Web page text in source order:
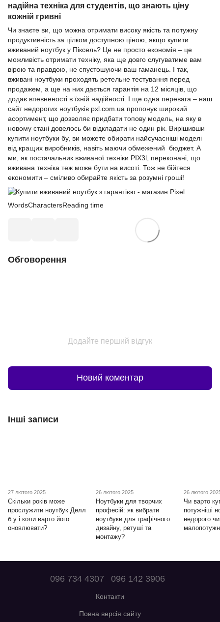
надійна техніка для студентів, що знають ціну
кожній гривні
Чи знаєте ви, що можна отримати високу якість та потужну
продуктивність за цілком доступною ціною, якщо купити
вживаний ноутбук у Піксель? Це не просто економія – це
можливість отримати техніку, яка ще довго слугуватиме вам
вірою та правдою, не спустошуючи ваш гаманець. І так,
вживані ноутбуки проходять ретельне тестування перед
продажем, а ще на них дається гарантія на 12 місяців, що
додає впевненості в їхній надійності. І ще одна перевага – наш
сайт недорогих ноутбуків pxl.com.ua пропонує широкий
асортимент, що дозволяє придбати топову модель, на яку в
новому стані довелось би відкладати не один рік. Вирішивши
купити ноутбуки бу, ви можете обирати найсучасніші моделі
від кращих виробників, навіть маючи обмежений бюджет. А
ми, як постачальник вживаної техніки PIX3l, переконані, що
вживана техніка теж може бути на висоті. Тож не бійтеся
економити – сміливо обирайте якість за розумні гроші!
WordsCharactersReading time
Обговорення
Додайте перший відгук
Новий коментар
Інші записи
27 лютого 2025
Скільки років може
прослужити ноутбук Делл
б у і коли варто його
оновлювати?
26 лютого 2025
Ноутбуки для творчих
професій: як вибрати
ноутбуки для графічного
дизайну, ретуші та
монтажу?
26 лютого
Чи варто
потужніші
недорого
096 734 4307 096 142 3906
Контакти
Повна версія сайту